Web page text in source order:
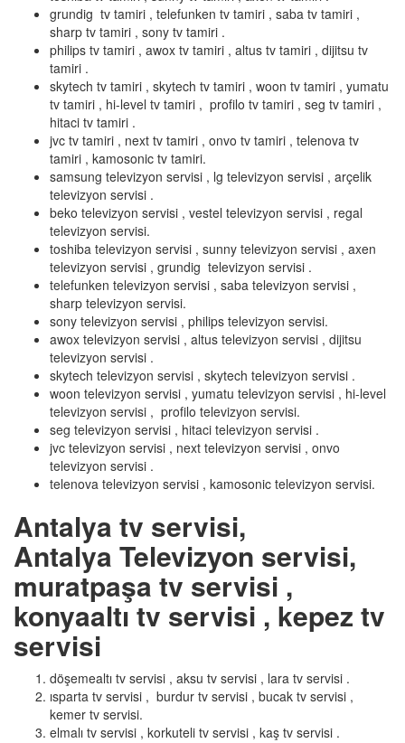
grundig tv tamiri , telefunken tv tamiri , saba tv tamiri ,
sharp tv tamiri , sony tv tamiri .
philips tv tamiri , awox tv tamiri , altus tv tamiri , dijitsu tv
tamiri .
skytech tv tamiri , skytech tv tamiri , woon tv tamiri , yumatu
tv tamiri , hi-level tv tamiri , profilo tv tamiri , seg tv tamiri ,
hitaci tv tamiri .
jvc tv tamiri , next tv tamiri , onvo tv tamiri , telenova tv
tamiri , kamosonic tv tamiri.
samsung televizyon servisi , lg televizyon servisi , arçelik
televizyon servisi .
beko televizyon servisi , vestel televizyon servisi , regal
televizyon servisi.
toshiba televizyon servisi , sunny televizyon servisi , axen
televizyon servisi , grundig televizyon servisi .
telefunken televizyon servisi , saba televizyon servisi ,
sharp televizyon servisi.
sony televizyon servisi , philips televizyon servisi.
awox televizyon servisi , altus televizyon servisi , dijitsu
televizyon servisi .
skytech televizyon servisi , skytech televizyon servisi .
woon televizyon servisi , yumatu televizyon servisi , hi-level
televizyon servisi , profilo televizyon servisi.
seg televizyon servisi , hitaci televizyon servisi .
jvc televizyon servisi , next televizyon servisi , onvo
televizyon servisi .
telenova televizyon servisi , kamosonic televizyon servisi.
Antalya tv servisi,
Antalya Televizyon servisi,
muratpaşa tv servisi ,
konyaaltı tv servisi , kepez tv
servisi
döşemealtı tv servisi , aksu tv servisi , lara tv servisi .
ısparta tv servisi , burdur tv servisi , bucak tv servisi ,
kemer tv servisi.
elmalı tv servisi , korkuteli tv servisi , kaş tv servisi .